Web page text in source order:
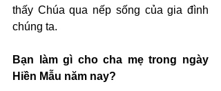
thấy Chúa qua nếp sống của gia đình
chúng ta.
Bạn làm gì cho cha mẹ trong ngày
Hiền Mẫu năm nay?